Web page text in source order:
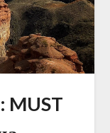
MUST